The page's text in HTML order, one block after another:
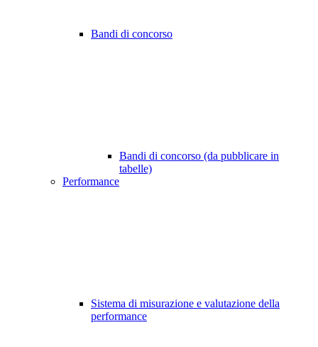
Bandi di concorso
Bandi di concorso (da pubblicare in
tabelle)
Performance
Sistema di misurazione e valutazione della
performance